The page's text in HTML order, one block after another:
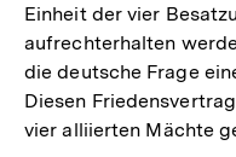
Einheit der vier
aufrechterhalten
die deutsche Frage
Diesen
vier alliierten Mächte